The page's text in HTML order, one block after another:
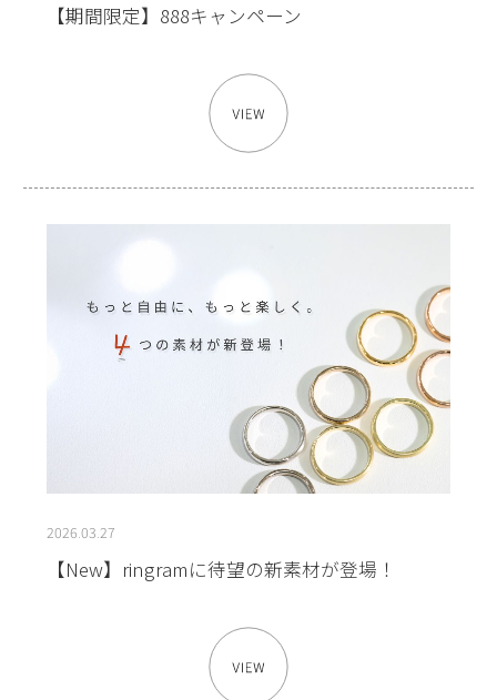
【期間限定】888キャンペーン
2026.03.27
【New】ringramに待望の新素材が登場！